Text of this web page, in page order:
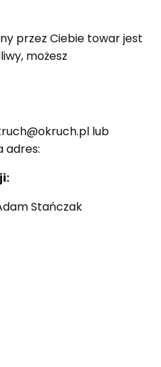
przez Ciebie towar jest
możesz
lub
adres:
Stańczak